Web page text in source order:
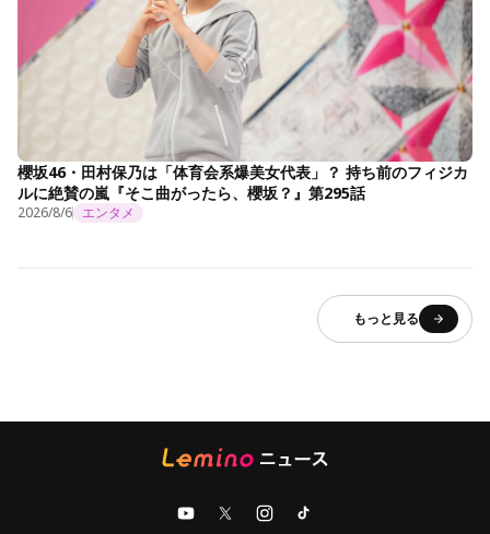
櫻坂46・田村保乃は「体育会系爆美女代表」？ 持ち前のフィジカ
ルに絶賛の嵐『そこ曲がったら、櫻坂？』第295話
2026/8/6 エンタメ
もっと見る